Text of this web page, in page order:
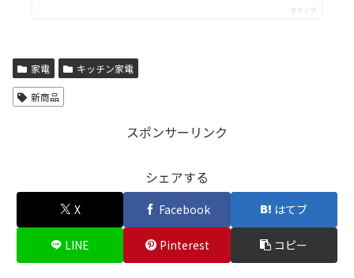
ポチップ
家電 キッチン家電
新商品
スポンサーリンク
シェアする
X Facebook はてブ
LINE Pinterest コピー